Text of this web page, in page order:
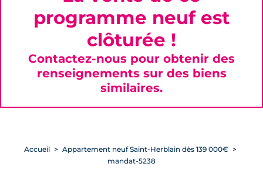
Accueil
Appartement neuf Saint-Herblain dès 139 000€
mandat-5238
programme neuf est
clôturée !
Contactez-nous pour obtenir des
renseignements sur des biens
similaires.